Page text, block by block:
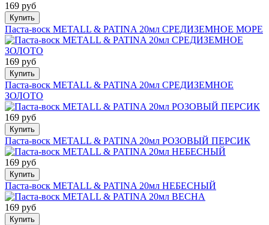
169 руб
Купить
Паста-воск METALL & PATINA 20мл СРЕДИЗЕМНОЕ МОРЕ
169 руб
Купить
Паста-воск METALL & PATINA 20мл СРЕДИЗЕМНОЕ
ЗОЛОТО
169 руб
Купить
Паста-воск METALL & PATINA 20мл РОЗОВЫЙ ПЕРСИК
169 руб
Купить
Паста-воск METALL & PATINA 20мл НЕБЕСНЫЙ
169 руб
Купить